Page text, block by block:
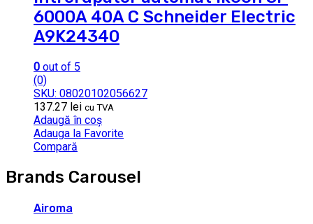
6000A 40A C Schneider Electric
A9K24340
0 out of 5
(0)
SKU: 08020102056627
137.27 lei cu TVA
Adaugă în coș
Adauga la Favorite
Compară
Brands Carousel
Airoma